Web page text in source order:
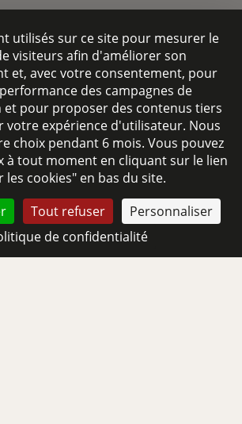
RÉSERVER
aéroports et les
gares
CONTACTEZ-NOUS
utilisés sur ce site pour mesurer le
visiteurs afin d'améliorer son
et, avec votre consentement, pour
des campagnes de
pour proposer des contenus tiers
votre expérience d'utilisateur. Nous
choix pendant 6 mois. Vous pouvez
à tout moment en cliquant sur le lien
les cookies" en bas du site.
Tout refuser
Personnaliser
de confidentialité